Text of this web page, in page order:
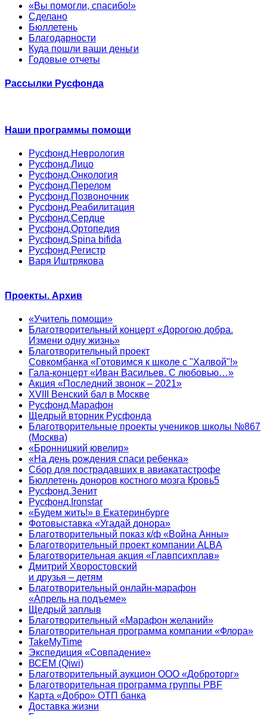
«Вы помогли, спасибо!»
Сделано
Бюллетень
Благодарности
Куда пошли ваши деньги
Годовые отчеты
Рассылки Русфонда
Наши программы помощи
Русфонд.Неврология
Русфонд.Лицо
Русфонд.Онкология
Русфонд.Перелом
Русфонд.Позвоночник
Русфонд.Реабилитация
Русфонд.Сердце
Русфонд.Ортопедия
Русфонд.Spina bifida
Русфонд.Регистр
Варя Иштрякова
Проекты. Архив
«Учитель помощи»
Благотворительный концерт «Дорогою добра.
Измени одну жизнь»
Благотворительный проект
Совкомбанка «Готовимся к школе с "Халвой"!»
Гала-концерт «Иван Васильев. С любовью…»
Акция «Последний звонок – 2021»
XVIII Венский бал в Москве
Русфонд.Марафон
Щедрый вторник Русфонда
Благотворительные проекты учеников школы №867
(Москва)
«Бронницкий ювелир»
«На день рождения спаси ребенка»
Сбор для пострадавших в авиакатастрофе
Бюллетень доноров костного мозга Кровь5
Русфонд.Зенит
Русфонд.Ironstar
«Будем жить!» в Екатеринбурге
Фотовыставка «Угадай донора»
Благотворительный показ к/ф «Война Анны»
Благотворительный проект компании ALBA
Благотворительная акция «Главпсихплав»
Дмитрий Хворостовский
и друзья – детям
Благотворительный онлайн‑марафон
«Апрель на подъеме»
Щедрый заплыв
Благотворительный «Марафон желаний»
Благотворительная программа компании «Флора»
TakeMyTime
Экспедиция «Совпадение»
ВСЕМ (Qiwi)
Благотворительный аукцион ООО «Доброторг»
Благотворительная программа группы PBF
Карта «Добро» ОТП банка
Доставка жизни